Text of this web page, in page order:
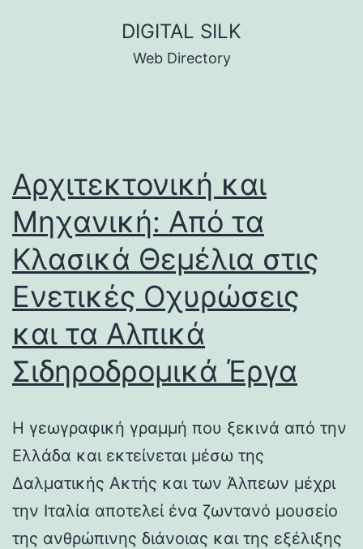
DIGITAL SILK
Web Directory
Αρχιτεκτονική και
Μηχανική: Από τα
Κλασικά Θεμέλια στις
Ενετικές Οχυρώσεις
και τα Αλπικά
Σιδηροδρομικά Έργα
Η γεωγραφική γραμμή που ξεκινά από την
Ελλάδα και εκτείνεται μέσω της
Δαλματικής Ακτής και των Άλπεων μέχρι
την Ιταλία αποτελεί ένα ζωντανό μουσείο
της ανθρώπινης διάνοιας και της εξέλιξης